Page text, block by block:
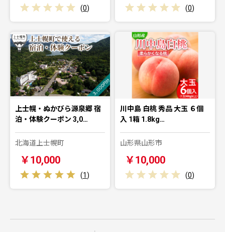
(0) (0)
上士幌・ぬかびら源泉郷 宿
泊・体験クーポン 3,0…
北海道上士幌町
￥10,000
(1)
川中島 白桃 秀品 大玉 ６個
入 1箱 1.8kg…
山形県山形市
￥10,000
(0)